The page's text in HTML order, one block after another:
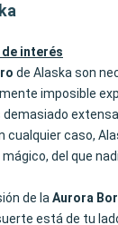
interés
de Alaska son
imposible
demasiado
cualquier caso,
del que
de laAurora
está de tu